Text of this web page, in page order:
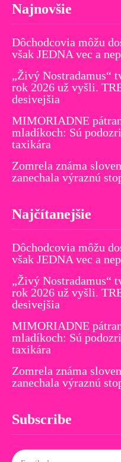
Najnovšie
Dôchodcovia môžu
však JEDNA vec a
„Živý Nostradamus“
rok 2026 už vyšli.
desivejšia
MIMORIADNE
mladíkoch: Sú
taxikára
Zomrela známa
zanechala výraznú
Najčítanejšie
Dôchodcovia môžu
však JEDNA vec a
„Živý Nostradamus“
rok 2026 už vyšli.
desivejšia
MIMORIADNE
mladíkoch: Sú
taxikára
Zomrela známa
zanechala výraznú
Subscribe